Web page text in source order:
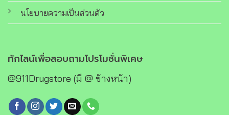
นโยบายความเป็นส่วนตัว
ทักไลน์เพื่อสอบถามโปรโมชั่นพิเศษ
@911Drugstore (มี @ ข้างหน้า)